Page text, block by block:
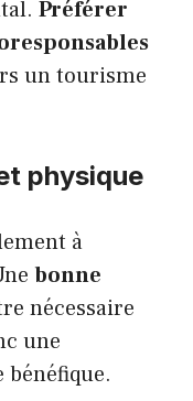
Préférer
un tourisme
physique
à
bonne
nécessaire
une